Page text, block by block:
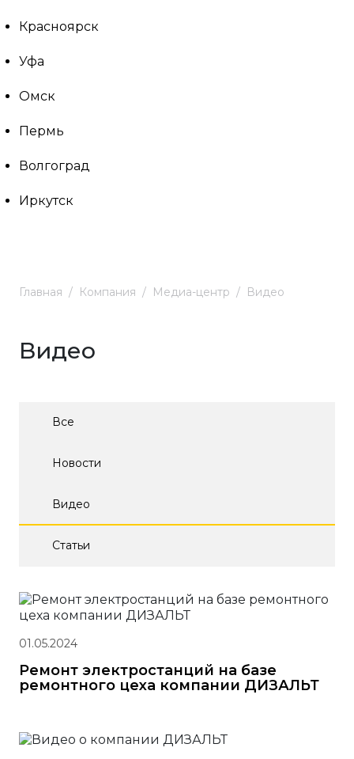
Красноярск
Уфа
Омск
Пермь
Волгоград
Иркутск
Главная Компания Медиа-центр Видео
Видео
Все
Новости
Видео
Статьи
01.05.2024
Ремонт электростанций на базе
ремонтного цеха компании ДИЗАЛЬТ